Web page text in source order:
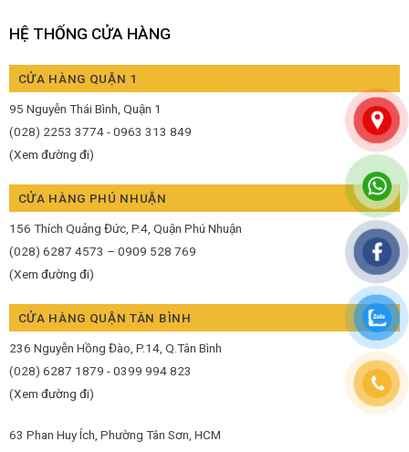
HỆ THỐNG CỬA HÀNG
CỬA HÀNG QUẬN 1
95 Nguyễn Thái Bình, Quận 1
(028) 2253 3774 - 0963 313 849
(Xem đường đi)
CỬA HÀNG PHÚ NHUẬN
156 Thích Quảng Đức, P.4, Quận Phú Nhuận
(028) 6287 4573 – 0909 528 769
(Xem đường đi)
CỬA HÀNG QUẬN TÂN BÌNH
236 Nguyễn Hồng Đào, P.14, Q.Tân Bình
(028) 6287 1879 - 0399 994 823
(Xem đường đi)
63 Phan Huy Ích, Phường Tân Sơn, HCM